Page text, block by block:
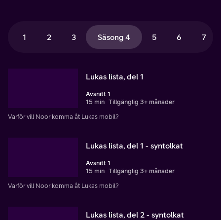
1 2 3 Säsong 4 5 6 7
Lukas lista, del 1
Avsnitt 1
15 min Tillgänglig 3+ månader
Varför vill Noor komma åt Lukas mobil?
Lukas lista, del 1 - syntolkat
Avsnitt 1
15 min Tillgänglig 3+ månader
Varför vill Noor komma åt Lukas mobil?
Lukas lista, del 2 - syntolkat